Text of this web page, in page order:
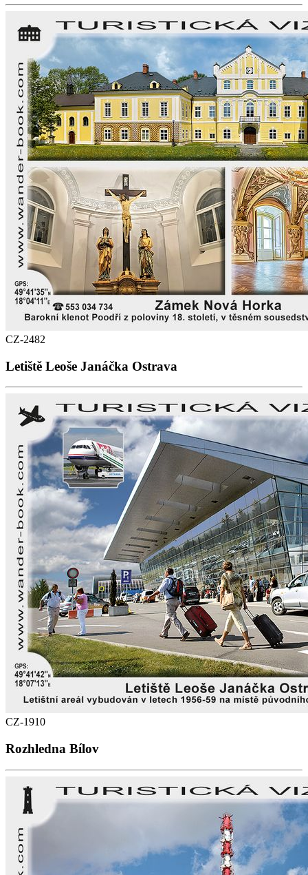
CZ-2482
Letiště Leoše Janáčka Ostrava
CZ-1910
Rozhledna Bílov